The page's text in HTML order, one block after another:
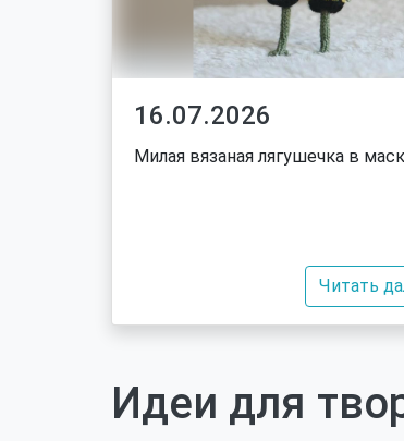
16.07.2026
Милая вязаная лягушечка в
Читать
Идеи для